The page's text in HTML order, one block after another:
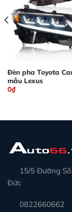
Đèn pha Toyota
mẫu Lexus
0₫
15/5 Đường
Đức
0822660662